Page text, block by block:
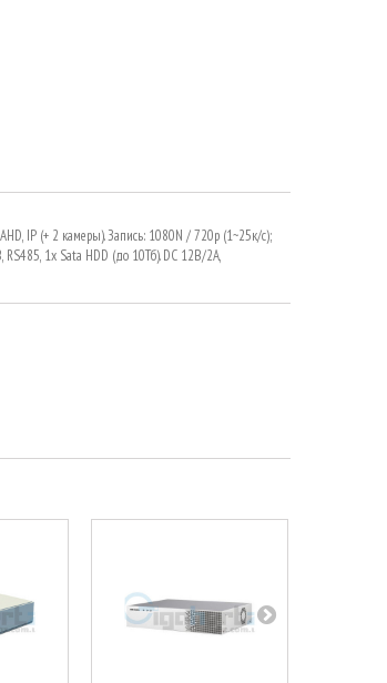
IP (+ 2 камеры). Запись: 1080N / 720p (1~25к/с);
1x Sata HDD (до 10Тб). DC 12В/2А,